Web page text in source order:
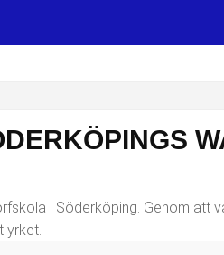
i Söderköping. Genom att
yrket.